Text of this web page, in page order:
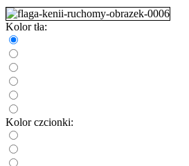
Kolor tła:
Kolor czcionki: